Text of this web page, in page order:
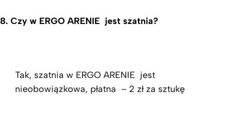
8. Czy w ERGO ARENIE jest szatnia?
Tak, szatnia w ERGO ARENIE jest
nieobowiązkowa, płatna – 2 zł za sztukę